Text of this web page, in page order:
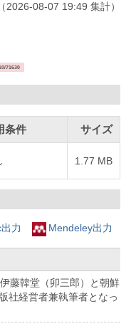
（2026-08-07 19:49 集計）
71630
条件 サイズ
1.77 MB
力 Mendeley出力
藤韓堂（卯三郎）と朝鮮
社経営者兼執筆者となっ